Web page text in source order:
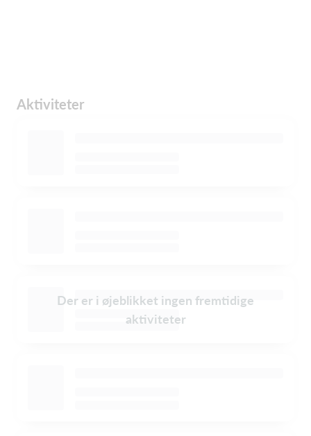
Aktiviteter
Der er i øjeblikket ingen fremtidige
aktiviteter